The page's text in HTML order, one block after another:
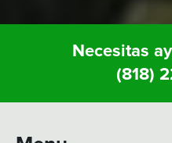
Necesitas
(818)